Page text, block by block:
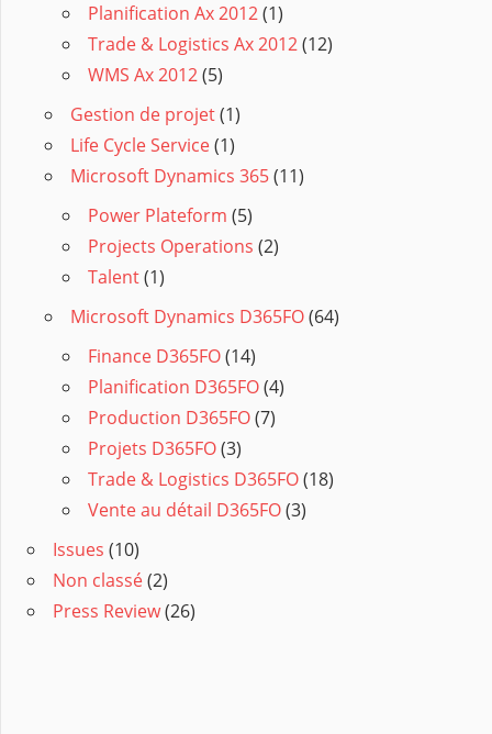
Planification Ax 2012(1)
Trade & Logistics Ax 2012(12)
WMS Ax 2012(5)
Gestion de projet(1)
Life Cycle Service(1)
Microsoft Dynamics 365(11)
Power Plateform (5)
Projects Operations (2)
Talent(1)
Microsoft Dynamics D365FO(64)
Finance D365FO(14)
Planification D365FO(4)
Production D365FO(7)
Projets D365FO(3)
Trade & Logistics D365FO(18)
Vente au détail D365FO(3)
Issues (10)
Non classé(2)
Press Review(26)